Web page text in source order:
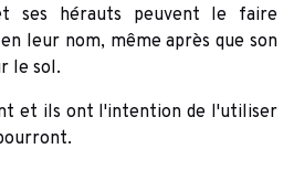
ses hérauts peuvent le faire
leur nom, même après que son
le sol.
et ils ont l'intention de l'utiliser